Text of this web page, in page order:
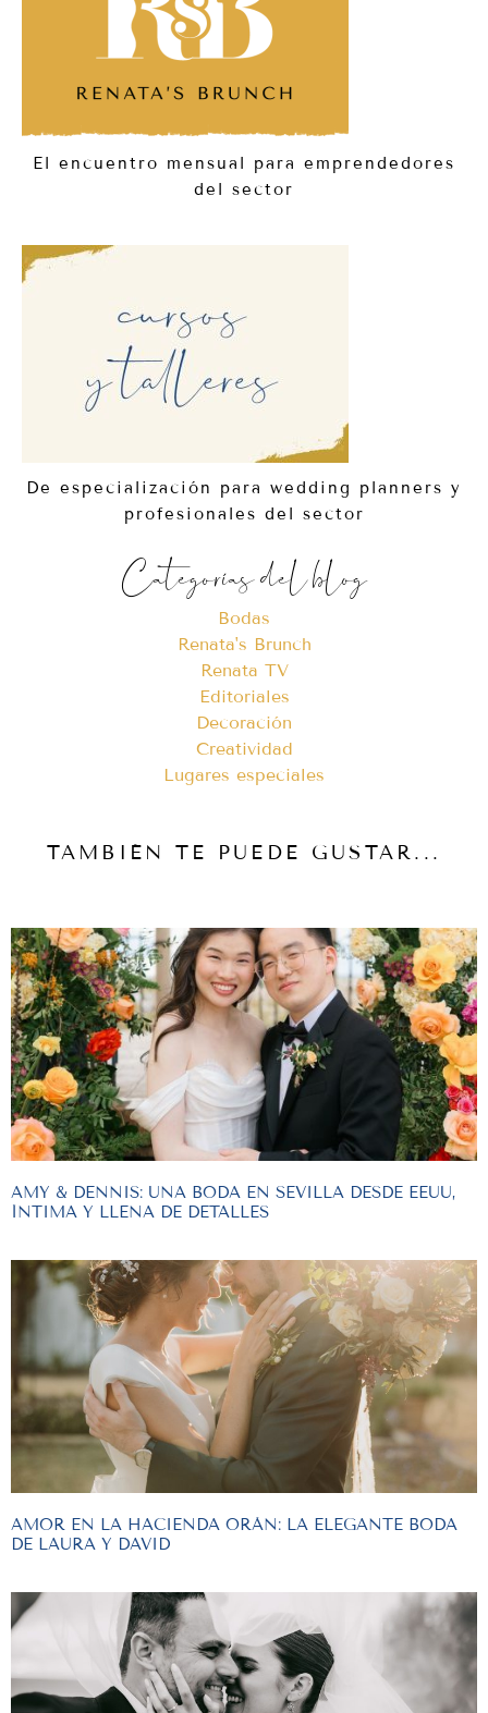
El encuentro mensual para emprendedores
del sector
De especialización para wedding planners y
profesionales del sector
Categorías del blog
Bodas
Renata's Brunch
Renata TV
Editoriales
Decoración
Creatividad
Lugares especiales
TAMBIÉN TE PUEDE GUSTAR...
AMY & DENNIS: UNA BODA EN SEVILLA DESDE EEUU,
ÍNTIMA Y LLENA DE DETALLES
AMOR EN LA HACIENDA ORÁN: LA ELEGANTE BODA
DE LAURA Y DAVID